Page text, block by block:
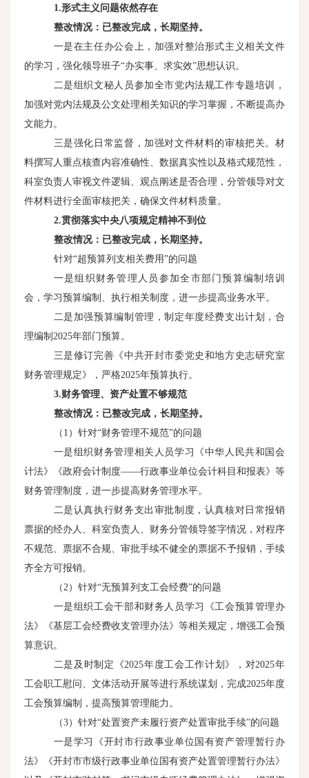
1.形式主义问题依然存在
整改情况：已整改完成，长期坚持。
一是在主任办公会上，加强对整治形式主义相关文件
的学习，强化领导班子“办实事、求实效”思想认识。
二是组织文秘人员参加全市党内法规工作专题培训，
加强对党内法规及公文处理相关知识的学习掌握，不断提高办
文能力。
三是强化日常监督，加强对文件材料的审核把关。材
料撰写人重点核查内容准确性、数据真实性以及格式规范性，
科室负责人审视文件逻辑、观点阐述是否合理，分管领导对文
件材料进行全面审核把关，确保文件材料质量。
2.贯彻落实中央八项规定精神不到位
整改情况：已整改完成，长期坚持。
针对“超预算列支相关费用”的问题
一是组织财务管理人员参加全市部门预算编制培训
会，学习预算编制、执行相关制度，进一步提高业务水平。
二是加强预算编制管理，制定年度经费支出计划，合
理编制2025年部门预算。
三是修订完善《中共开封市委党史和地方史志研究室
财务管理规定》，严格2025年预算执行。
3.财务管理、资产处置不够规范
整改情况：已整改完成，长期坚持。
（1）针对“财务管理不规范”的问题
一是组织财务管理相关人员学习《中华人民共和国会
计法》《政府会计制度——行政事业单位会计科目和报表》等
财务管理制度，进一步提高财务管理水平。
二是认真执行财务支出审批制度，认真核对日常报销
票据的经办人、科室负责人、财务分管领导签字情况，对程序
不规范、票据不合规、审批手续不健全的票据不予报销，手续
齐全方可报销。
（2）针对“无预算列支工会经费”的问题
一是组织工会干部和财务人员学习《工会预算管理办
法》《基层工会经费收支管理办法》等相关规定，增强工会预
算意识。
二是及时制定《2025年度工会工作计划》，对2025年
工会职工慰问、文体活动开展等进行系统谋划，完成2025年度
工会预算编制，提高预算管理能力。
（3）针对“处置资产未履行资产处置审批手续”的问题
一是学习《开封市行政事业单位国有资产管理暂行办
法》《开封市市级行政事业单位国有资产处置管理暂行办法》